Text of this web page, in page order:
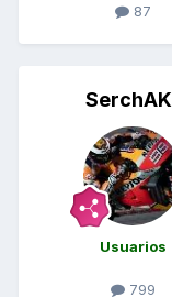
87
SerchAK
Usuarios
799